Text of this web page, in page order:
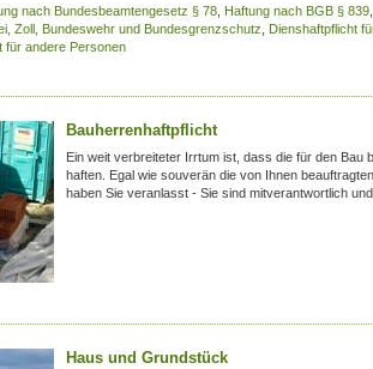
nach Bundesbeamtengesetz § 78 Haftung nach BGB § 839
Zoll, Bundeswehr und Bundesgrenzschutz
Dienshaftpflicht
für andere Personen
Bauherrenhaftpflicht
Ein weit verbreiteter Irrtum ist, dass die für den Bau
haften. Egal wie souverän die von Ihnen
haben Sie veranlasst - Sie sind mitverantwortlich
Haus und Grundstück